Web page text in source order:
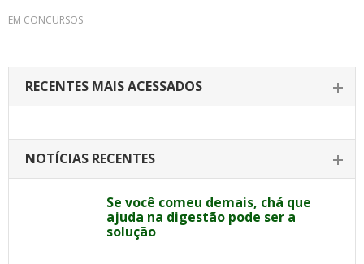
EM CONCURSOS
RECENTES MAIS ACESSADOS
NOTÍCIAS RECENTES
Se você comeu demais, chá que
ajuda na digestão pode ser a
solução